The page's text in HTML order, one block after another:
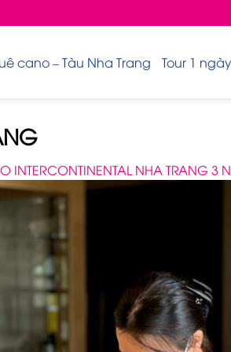
cano – Tàu Nha Trang Tour 1 ngày
INTERCONTINENTAL NHA TRANG 3